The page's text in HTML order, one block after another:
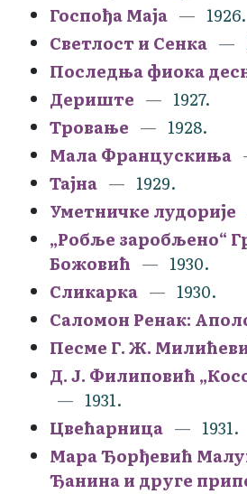
Госпођа Маја
1926.
Светлост и Сенка
Последња фиока
Дериште
1927.
Тровање
1928.
Мала Францускиња
Тајна
1929.
Уметничке лудорије
„Робље заробљено“
Божовић
1930.
Сликарка
1930.
Саломон Ренак:
Песме Г. Ж.
Д. Ј. Филиповић
1931.
Цвећарница
1931.
Мара Ђорђевић
Ђанина и друге